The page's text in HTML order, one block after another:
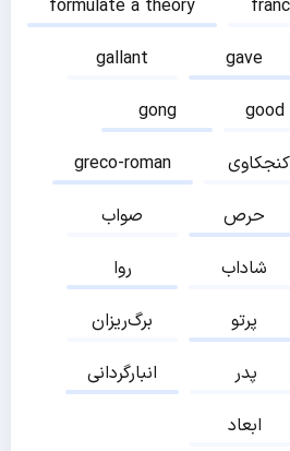
formulate a theory
gallant
gave
gong
good
greco-roman
کنجکاوی
صواب
حرص
روا
شاداب
برگ‌ریزان
پرتو
انبارگردانی
پدر
ابعاد